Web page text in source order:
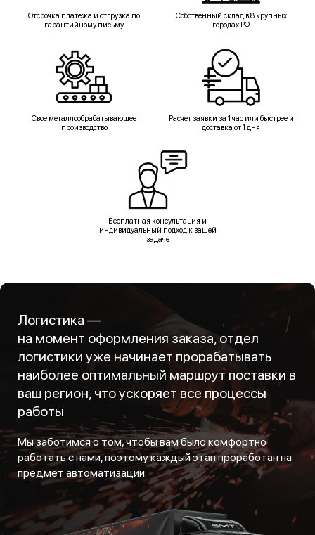
Отсрочка платежа и отгрузка по
гарантийному письму
Собственный склад в 8 крупных
городах РФ
Свое металлообрабатывающее
производство
Расчет заявки за 1 час или быстрее и
доставка от 1 дня
Бесплатная консультация и
индивидуальный подход к вашей
задаче
Логистика —
на момент оформления заказа, отдел
логистики уже начинает прорабатывать
наиболее оптимальный маршрут поставки в
ваш регион, что ускоряет все процессы
работы
Мы заботимся о том, чтобы вам было комфортно
работать с нами, поэтому каждый этап проработан на
предмет автоматизации.